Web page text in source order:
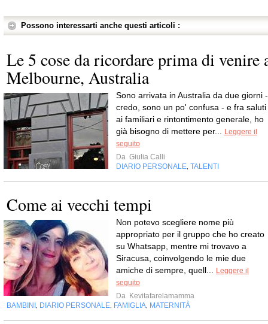
Possono interessarti anche questi articoli :
Le 5 cose da ricordare prima di venire
Melbourne, Australia
Sono arrivata in Australia da due giorni -
credo, sono un po' confusa - e fra saluti
ai familiari e rintontimento generale, ho
già bisogno di mettere per...
Leggere il
seguito
Da Giulia Calli
DIARIO PERSONALE TALENTI
Come ai vecchi tempi
Non potevo scegliere nome più
appropriato per il gruppo che ho creato
su Whatsapp, mentre mi trovavo a
Siracusa, coinvolgendo le mie due
amiche di sempre, quell...
Leggere il
seguito
Da Kevitafarelamamma
BAMBINI
DIARIO PERSONALE FAMIGLIA MATERNITÀ